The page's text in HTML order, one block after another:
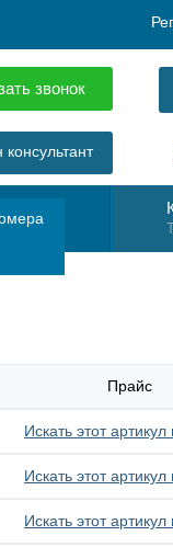
звонок
Прайс
Искать этот
Искать этот
Искать этот